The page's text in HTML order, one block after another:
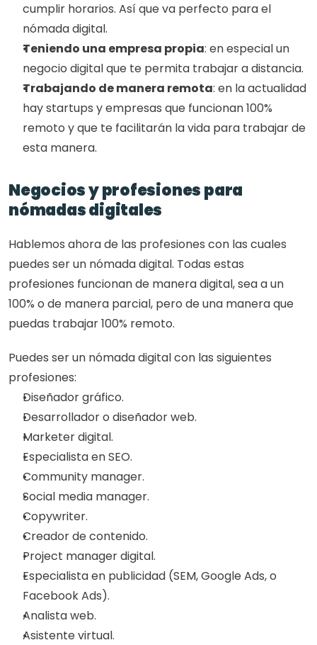
cumplir horarios. Así que va perfecto para el
nómada digital.
Teniendo una empresa propia: en especial un
negocio digital que te permita trabajar a distancia.
Trabajando de manera remota: en la actualidad
hay startups y empresas que funcionan 100%
remoto y que te facilitarán la vida para trabajar de
esta manera.
Negocios y profesiones para
nómadas digitales
Hablemos ahora de las profesiones con las cuales
puedes ser un nómada digital. Todas estas
profesiones funcionan de manera digital, sea a un
100% o de manera parcial, pero de una manera que
puedas trabajar 100% remoto.
Puedes ser un nómada digital con las siguientes
profesiones:
Diseñador gráfico.
Desarrollador o diseñador web.
Marketer digital.
Especialista en SEO.
Community manager.
Social media manager.
Copywriter.
Creador de contenido.
Project manager digital.
Especialista en publicidad (SEM, Google Ads, o
Facebook Ads).
Analista web.
Asistente virtual.